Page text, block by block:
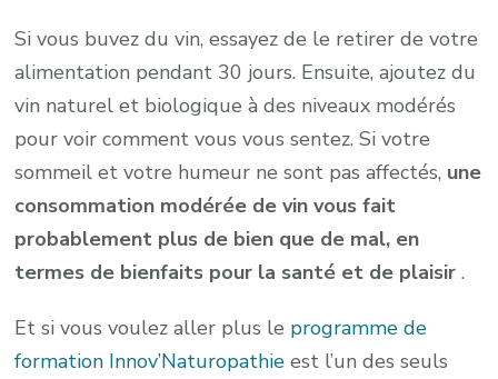
Si vous buvez du vin, essayez de le retirer de votre
alimentation pendant 30 jours. Ensuite, ajoutez du
vin naturel et biologique à des niveaux modérés
pour voir comment vous vous sentez. Si votre
sommeil et votre humeur ne sont pas affectés, une
consommation modérée de vin vous fait
probablement plus de bien que de mal, en
termes de bienfaits pour la santé et de plaisir .
Et si vous voulez aller plus le programme de
formation Innov’Naturopathieest l’un des seuls